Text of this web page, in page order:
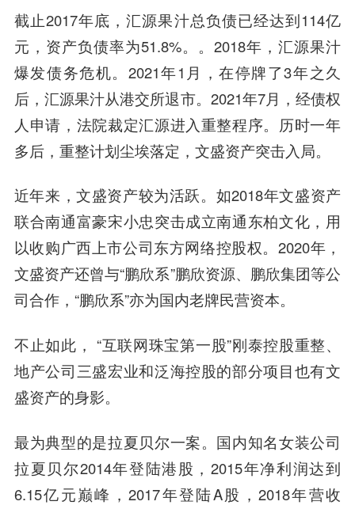
截止2017年底，汇源果汁总负债已经达到114亿
元，资产负债率为51.8%。。2018年，汇源果汁
爆发债务危机。2021年1月，在停牌了3年之久
后，汇源果汁从港交所退市。2021年7月，经债权
人申请，法院裁定汇源进入重整程序。历时一年
多后，重整计划尘埃落定，文盛资产突击入局。
近年来，文盛资产较为活跃。如2018年文盛资产
联合南通富豪宋小忠突击成立南通东柏文化，用
以收购广西上市公司东方网络控股权。2020年，
文盛资产还曾与“鹏欣系”鹏欣资源、鹏欣集团等公
司合作，“鹏欣系”亦为国内老牌民营资本。
不止如此， “互联网珠宝第一股”刚泰控股重整、
地产公司三盛宏业和泛海控股的部分项目也有文
盛资产的身影。
最为典型的是拉夏贝尔一案。国内知名女装公司
拉夏贝尔2014年登陆港股，2015年净利润达到
6.15亿元巅峰，2017年登陆A股，2018年营收